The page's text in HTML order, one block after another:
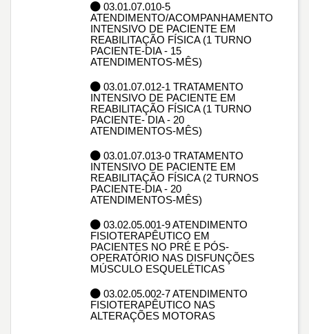
03.01.07.010-5
ATENDIMENTO/ACOMPANHAMENTO
INTENSIVO DE PACIENTE EM
REABILITAÇÃO FÍSICA (1 TURNO
PACIENTE-DIA - 15
ATENDIMENTOS-MÊS)
03.01.07.012-1 TRATAMENTO
INTENSIVO DE PACIENTE EM
REABILITAÇÃO FÍSICA (1 TURNO
PACIENTE- DIA - 20
ATENDIMENTOS-MÊS)
03.01.07.013-0 TRATAMENTO
INTENSIVO DE PACIENTE EM
REABILITAÇÃO FÍSICA (2 TURNOS
PACIENTE-DIA - 20
ATENDIMENTOS-MÊS)
03.02.05.001-9 ATENDIMENTO
FISIOTERAPÊUTICO EM
PACIENTES NO PRÉ E PÓS-
OPERATÓRIO NAS DISFUNÇÕES
MÚSCULO ESQUELÉTICAS
03.02.05.002-7 ATENDIMENTO
FISIOTERAPÊUTICO NAS
ALTERAÇÕES MOTORAS